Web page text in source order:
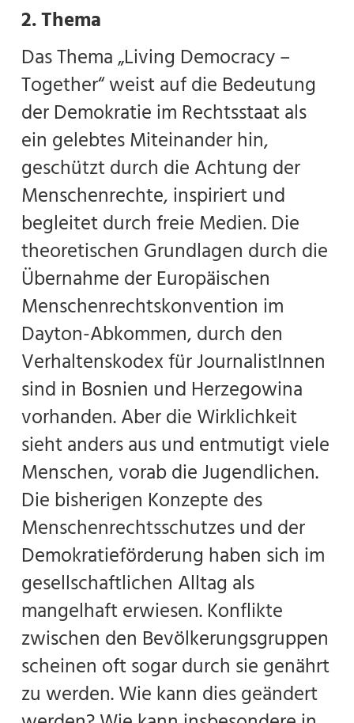
2. Thema
Das Thema „Living Democracy –
Together“ weist auf die Bedeutung
der Demokratie im Rechtsstaat als
ein gelebtes Miteinander hin,
geschützt durch die Achtung der
Menschenrechte, inspiriert und
begleitet durch freie Medien. Die
theoretischen Grundlagen durch die
Übernahme der Europäischen
Menschenrechtskonvention im
Dayton-Abkommen, durch den
Verhaltenskodex für JournalistInnen
sind in Bosnien und Herzegowina
vorhanden. Aber die Wirklichkeit
sieht anders aus und entmutigt viele
Menschen, vorab die Jugendlichen.
Die bisherigen Konzepte des
Menschenrechtsschutzes und der
Demokratieförderung haben sich im
gesellschaftlichen Alltag als
mangelhaft erwiesen. Konflikte
zwischen den Bevölkerungsgruppen
scheinen oft sogar durch sie genährt
zu werden. Wie kann dies geändert